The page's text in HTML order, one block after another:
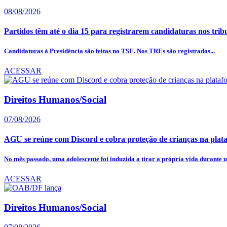
08/08/2026
Partidos têm até o dia 15 para registrarem candidaturas nos
Candidaturas à Presidência são feitas no TSE. Nos TREs são registrados...
ACESSAR
Direitos Humanos/Social
07/08/2026
AGU se reúne com Discord e cobra proteção de crianças na
No mês passado, uma adolescente foi induzida a tirar a própria vida durante
ACESSAR
Direitos Humanos/Social